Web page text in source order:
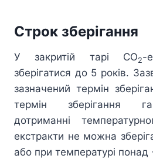
Строк зберігання
У закритій тарі СО2-
зберігатися до 5 років.
зазначений термін
термін зберігання
дотриманні
екстракти не можна
або при температурі понад